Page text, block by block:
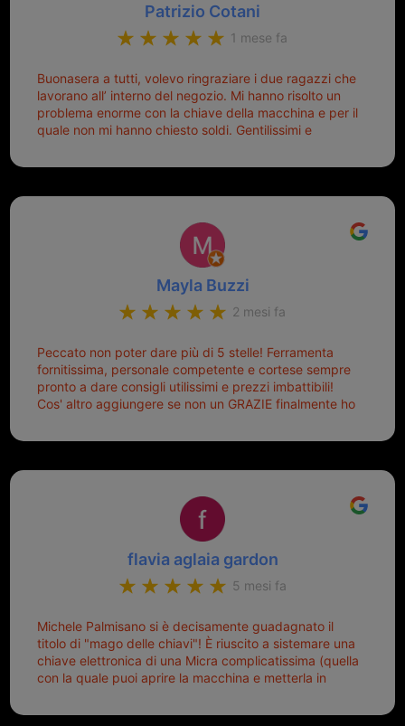
Patrizio Cotani
1 mese fa
Buonasera a tutti, volevo ringraziare i due ragazzi che
lavorano all’ interno del negozio. Mi hanno risolto un
problema enorme con la chiave della macchina e per il
quale non mi hanno chiesto soldi. Gentilissimi e
Sicuramente tornerò qui per qualsiasi altro problema.
Mayla Buzzi
2 mesi fa
Peccato non poter dare più di 5 stelle! Ferramenta
fornitissima, personale competente e cortese sempre
pronto a dare consigli utilissimi e prezzi imbattibili!
Cos' altro aggiungere se non un GRAZIE finalmente ho
mio riferimento. Ah dimenticavo...da loro sono riuscita
Top top top!!!
flavia aglaia gardon
5 mesi fa
Michele Palmisano si è decisamente guadagnato il
titolo di "mago delle chiavi"! È riuscito a sistemare una
chiave elettronica di una Micra complicatissima (quella
con la quale puoi aprire la macchina e metterla in
pronta per la pattumiera... Avevo passato mesi con le